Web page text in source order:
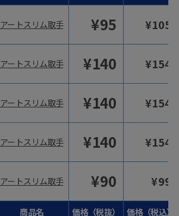
アートスリム取手 ¥95 ¥105
アートスリム取手 ¥140 ¥154
アートスリム取手 ¥140 ¥154
アートスリム取手 ¥140 ¥154
アートスリム取手 ¥90 ¥99
商品名 価格（税抜） 価格（税込）